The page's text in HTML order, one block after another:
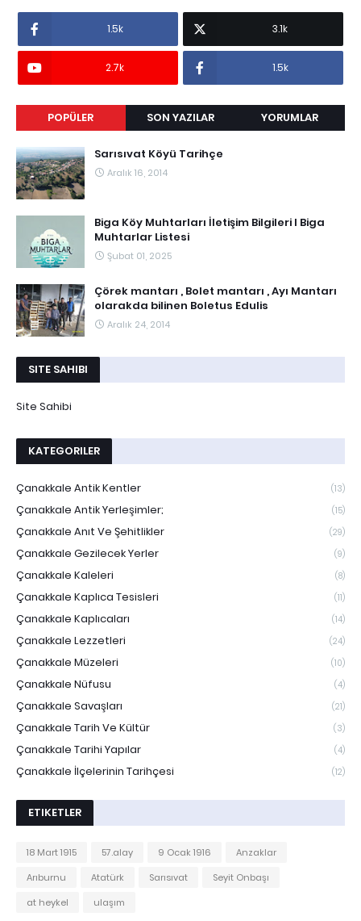
1.5k 3.1k
2.7k 1.5k
POPÜLER SON YAZILAR YORUMLAR
Sarısıvat Köyü Tarihçe
Aralık 16, 2014
Biga Köy Muhtarları İletişim Bilgileri I Biga
Muhtarlar Listesi
Şubat 01, 2025
Çörek mantarı , Bolet mantarı , Ayı Mantarı
olarakda bilinen Boletus Edulis
Aralık 24, 2014
SITE SAHIBI
Site Sahibi
KATEGORILER
Çanakkale Antik Kentler (13)
Çanakkale Antik Yerleşimler; (15)
Çanakkale Anıt Ve Şehitlikler (29)
Çanakkale Gezilecek Yerler (9)
Çanakkale Kaleleri (8)
Çanakkale Kaplıca Tesisleri (11)
Çanakkale Kaplıcaları (14)
Çanakkale Lezzetleri (24)
Çanakkale Müzeleri (10)
Çanakkale Nüfusu (4)
Çanakkale Savaşları (21)
Çanakkale Tarih Ve Kültür (3)
Çanakkale Tarihi Yapılar (4)
Çanakkale İlçelerinin Tarihçesi (12)
ETIKETLER
18 Mart 1915 57.alay 9 Ocak 1916
Anzaklar
Arıburnu
Atatürk Sarısıvat
Seyit Onbaşı
at heykel
ulaşım